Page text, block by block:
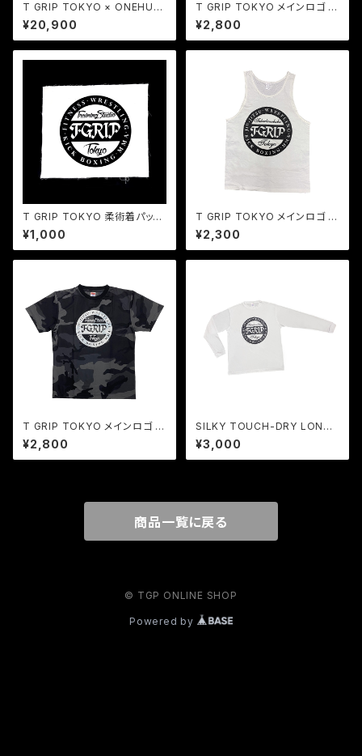
T GRIP TOKYO × ONEHUN
DRED ATHLETIC 100A 別注
コラボ 2wayリバーシブルバッグ
¥20,900
T GRIP TOKYO メインロゴ ド
ライメッシュシャツ（カモホワイ
ト）
¥2,800
T GRIP TOKYO 柔術着パッチ
（ホワイト）
¥1,000
T GRIP TOKYO メインロゴ タ
ンクトップ（ホワイト）
¥2,300
T GRIP TOKYO メインロゴ ド
ライメッシュシャツ（ブラック）
¥2,800
SILKY TOUCH-DRY LONG
SLEEVE BIG LOGOＴ-SHIRT
（ホワイト）
¥3,000
商品一覧に戻る
© TGP ONLINE SHOP
Powered by